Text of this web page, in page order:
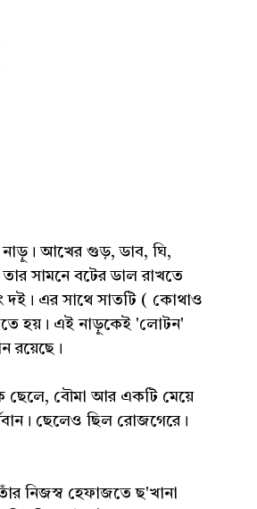
আখের গুড়, ডাব, ঘি,
সামনে বটের ডাল রাখতে
দই। এর সাথে সাতটি ( কোথাও
হয়। এই নাড়ুকেই 'লোটন'
রয়েছে।
ছেলে, বৌমা আর একটি মেয়ে
ছেলেও ছিল রোজগেরে।
নিজস্ব হেফাজতে ছ'খানা